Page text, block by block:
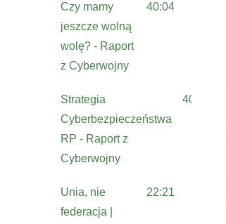
Czy mamy
jeszcze wolną
wolę? - Raport
z Cyberwojny
40:04
Strategia
Cyberbezpieczeństwa
RP - Raport z
Cyberwojny
40:16
Unia, nie
federacja |
22:21